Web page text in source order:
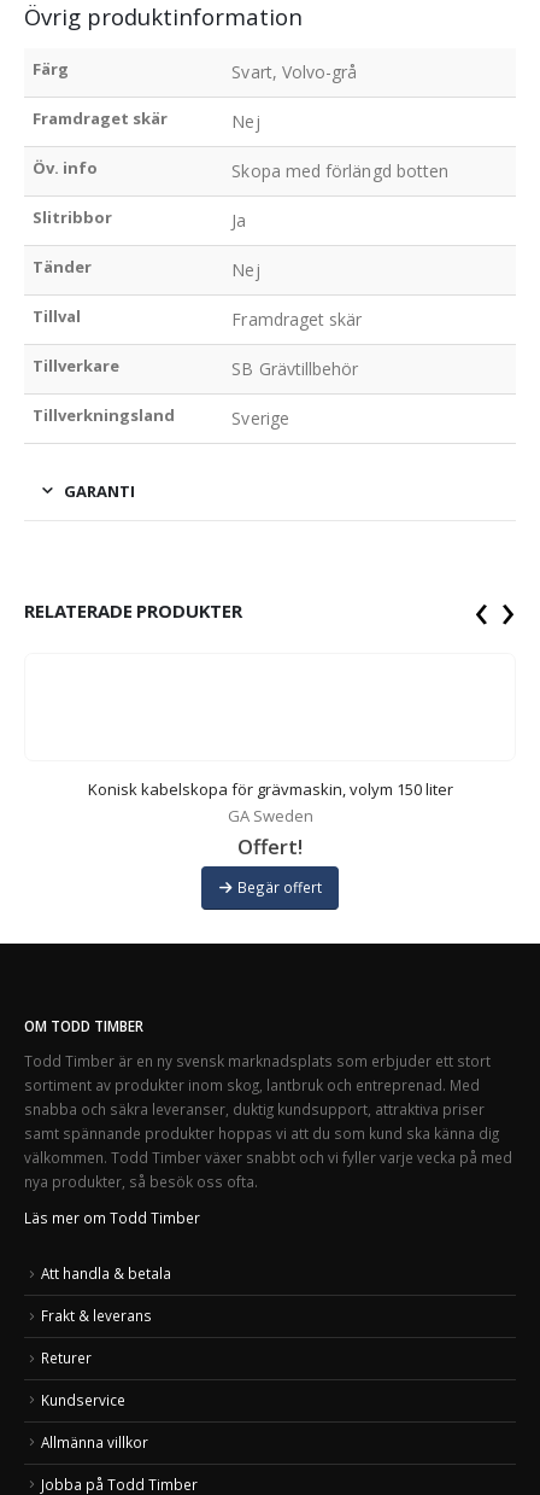
Övrig produktinformation
Färg Svart, Volvo-grå
Framdraget skär Nej
Öv. info Skopa med förlängd botten
Slitribbor Ja
Tänder Nej
Tillval Framdraget skär
Tillverkare SB Grävtillbehör
Tillverkningsland Sverige
GARANTI
RELATERADE PRODUKTER
Konisk kabelskopa för grävmaskin, volym 150 liter
GA Sweden
Offert!
Begär offert
‹ ›
OM TODD TIMBER
Todd Timber är en ny svensk marknadsplats som erbjuder ett stort
sortiment av produkter inom skog, lantbruk och entreprenad. Med
snabba och säkra leveranser, duktig kundsupport, attraktiva priser
samt spännande produkter hoppas vi att du som kund ska känna dig
välkommen. Todd Timber växer snabbt och vi fyller varje vecka på med
nya produkter, så besök oss ofta.
Läs mer om Todd Timber
Att handla & betala
Frakt & leverans
Returer
Kundservice
Allmänna villkor
Jobba på Todd Timber